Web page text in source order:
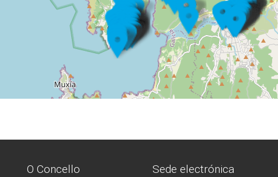
O Concello Sede electrónica